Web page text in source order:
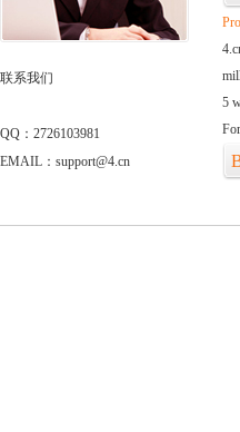
联系我们
QQ：2726103981
EMAIL：support@4.cn
5